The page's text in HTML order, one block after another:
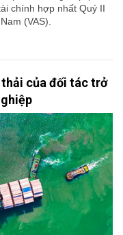
chính hợp nhất Quý II
(VAS).
của đối tác trở